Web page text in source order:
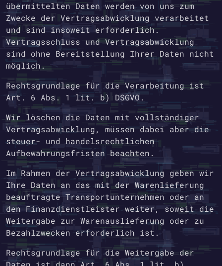
übermittelten Daten werden von uns zum
Zwecke der Vertragsabwicklung verarbeitet
und sind insoweit erforderlich.
Vertragsschluss und Vertragsabwicklung
sind ohne Bereitstellung Ihrer Daten nicht
möglich.
Rechtsgrundlage für die Verarbeitung ist
Art. 6 Abs. 1 lit. b) DSGVO.
Wir löschen die Daten mit vollständiger
Vertragsabwicklung, müssen dabei aber die
steuer- und handelsrechtlichen
Aufbewahrungsfristen beachten.
Im Rahmen der Vertragsabwicklung geben wir
Ihre Daten an das mit der Warenlieferung
beauftragte Transportunternehmen oder an
den Finanzdienstleister weiter, soweit die
Weitergabe zur Warenauslieferung oder zu
Bezahlzwecken erforderlich ist.
Rechtsgrundlage für die Weitergabe der